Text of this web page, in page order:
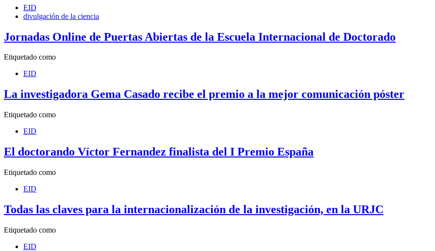
EID
divulgación de la ciencia
Jornadas Online de Puertas Abiertas de la Escuela Internacional de Doctorado
Etiquetado como
EID
La investigadora Gema Casado recibe el premio a la mejor comunicación póster
Etiquetado como
EID
El doctorando Víctor Fernandez finalista del I Premio España
Etiquetado como
EID
Todas las claves para la internacionalización de la investigación, en la URJC
Etiquetado como
EID